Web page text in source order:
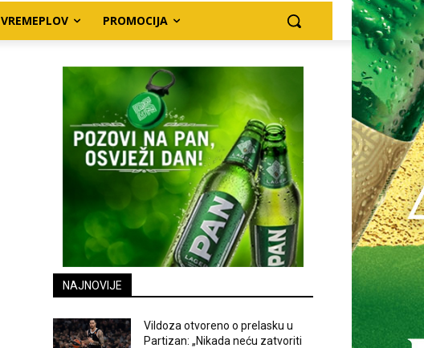
VREMEPLOV PROMOCIJA
NAJNOVIJE
Vildoza otvoreno o prelasku u
Partizan: „Nikada neću zatvoriti